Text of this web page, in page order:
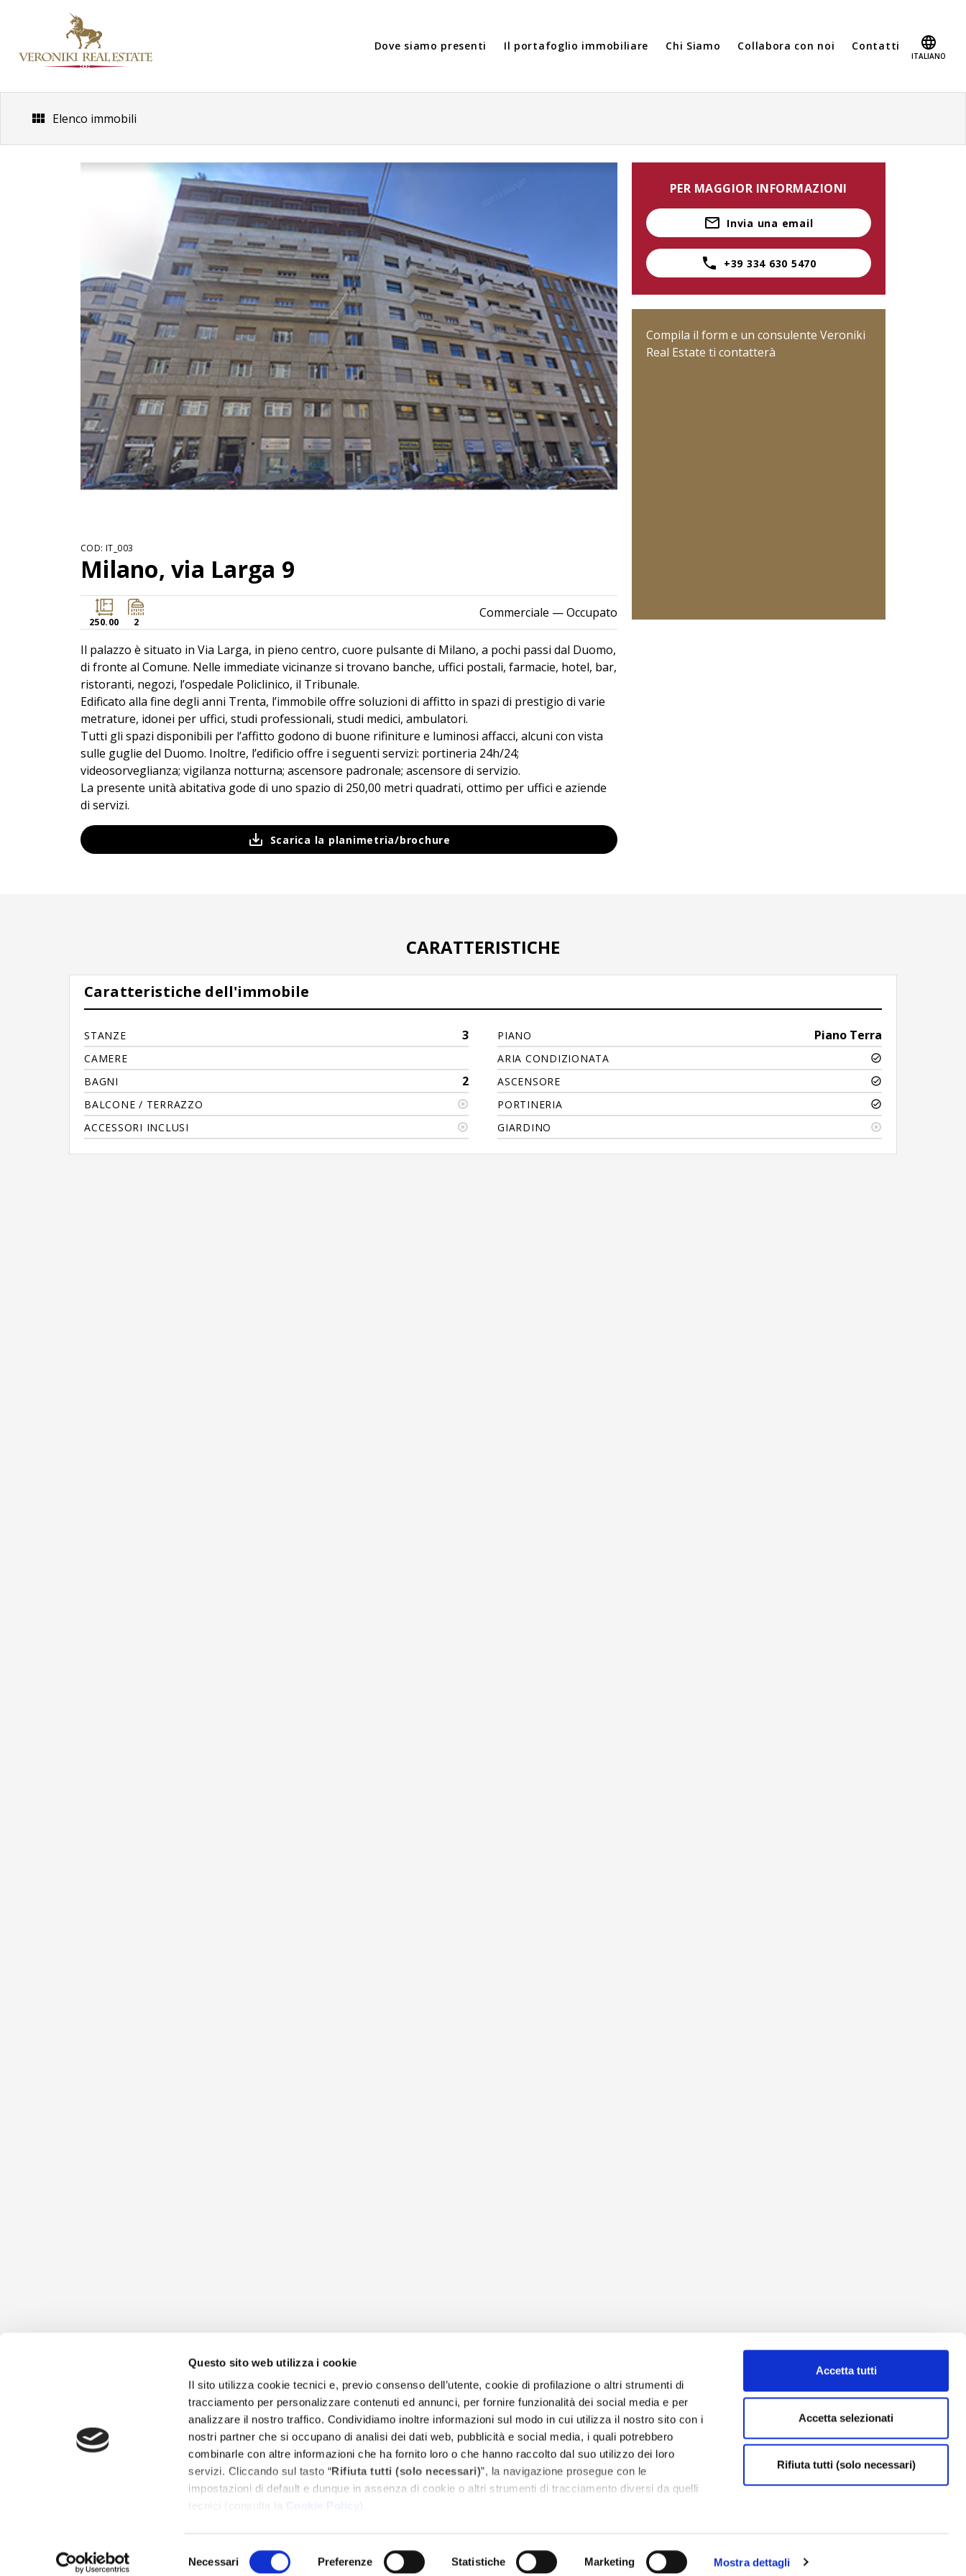
Questo sito web utilizza i cookie
Il sito utilizza cookie tecnici e, previo consenso dell’utente, cookie di profilazione o altri strumenti di
tracciamento per personalizzare contenuti ed annunci, per fornire funzionalità dei social media e per
analizzare il nostro traffico. Condividiamo inoltre informazioni sul modo in cui utilizza il nostro sito con i
nostri partner che si occupano di analisi dei dati web, pubblicità e social media, i quali potrebbero
combinarle con altre informazioni che ha fornito loro o che hanno raccolto dal suo utilizzo dei loro
servizi. Cliccando sul tasto “Rifiuta tutti (solo necessari)”, la navigazione prosegue con le
impostazioni di default e dunque in assenza di cookie o altri strumenti di tracciamento diversi da quelli
tecnici (consulta la
del
Necessari Preferenze Statistiche Marketing Mostra dettagli
Accetta tutti
Accetta selezionati
Rifiuta tutti (solo necessari)
Dove siamo presenti Il portafoglio immobiliare Chi Siamo Collabora con noi Contatti
ITALIANO
Elenco immobili
COD: IT_003
Milano, via Larga 9
250.00 2
Commerciale — Occupato
Il palazzo è situato in Via Larga, in pieno centro, cuore pulsante di Milano, a pochi passi dal Duomo,
di fronte al Comune. Nelle immediate vicinanze si trovano banche, uffici postali, farmacie, hotel, bar,
ristoranti, negozi, l’ospedale Policlinico, il Tribunale.
Edificato alla fine degli anni Trenta, l’immobile offre soluzioni di affitto in spazi di prestigio di varie
metrature, idonei per uffici, studi professionali, studi medici, ambulatori.
Tutti gli spazi disponibili per l’affitto godono di buone rifiniture e luminosi affacci, alcuni con vista
sulle guglie del Duomo. Inoltre, l’edificio offre i seguenti servizi: portineria 24h/24;
videosorveglianza; vigilanza notturna; ascensore padronale; ascensore di servizio.
La presente unità abitativa gode di uno spazio di 250,00 metri quadrati, ottimo per uffici e aziende
di servizi.
Scarica la planimetria/brochure
PER MAGGIOR INFORMAZIONI
Invia una email
+39 334 630 5470
Compila il form e un consulente Veroniki
Real Estate ti contatterà
CARATTERISTICHE
Caratteristiche dell'immobile
STANZE 3
CAMERE
BAGNI
2
BALCONE / TERRAZZO
ACCESSORI INCLUSI
PIANO Piano Terra
ARIA CONDIZIONATA
ASCENSORE
PORTINERIA
GIARDINO